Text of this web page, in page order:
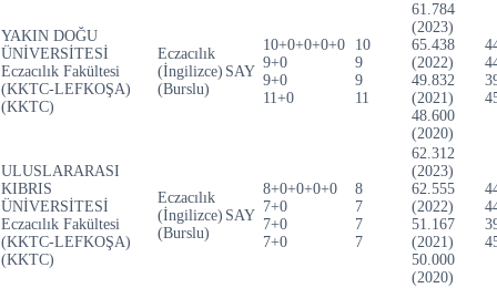
YAKIN DOĞU
ÜNİVERSİTESİ
Eczacılık Fakültesi
(KKTC-LEFKOŞA)
(KKTC)
Eczacılık
(İngilizce)
(Burslu)
SAY
10+0+0+0+0
9+0
9+0
11+0
10
9
9
11
61.784
(2023)
65.438
(2022)
49.832
(2021)
48.600
(2020)
ULUSLARARASI
KIBRIS
ÜNİVERSİTESİ
Eczacılık Fakültesi
(KKTC-LEFKOŞA)
(KKTC)
Eczacılık
(İngilizce)
(Burslu)
SAY
8+0+0+0+0
7+0
7+0
7+0
8
7
7
7
62.312
(2023)
62.555
(2022)
51.167
(2021)
50.000
(2020)